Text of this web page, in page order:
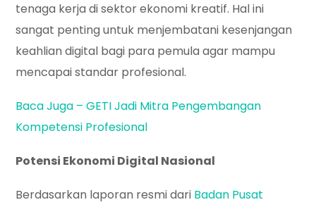
tenaga kerja di sektor ekonomi kreatif. Hal ini
sangat penting untuk menjembatani kesenjangan
keahlian digital bagi para pemula agar mampu
mencapai standar profesional.
Baca Juga – GETI Jadi Mitra Pengembangan
Kompetensi Profesional
Potensi Ekonomi Digital Nasional
Berdasarkan laporan resmi dari Badan Pusat